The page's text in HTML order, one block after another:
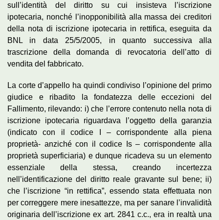
sull’identità del diritto su cui insisteva l’iscrizione
ipotecaria, nonché l’inopponibilità alla massa dei creditori
della nota di iscrizione ipotecaria in rettifica, eseguita da
BNL in data 25/5/2005, in quanto successiva alla
trascrizione della domanda di revocatoria dell’atto di
vendita del fabbricato.
La corte d’appello ha quindi condiviso l’opinione del primo
giudice e ribadito la fondatezza delle eccezioni del
Fallimento, rilevando: i) che l’errore contenuto nella nota di
iscrizione ipotecaria riguardava l’oggetto della garanzia
(indicato con il codice I – corrispondente alla piena
proprietà- anziché con il codice Is – corrispondente alla
proprietà superficiaria) e dunque ricadeva su un elemento
essenziale della stessa, creando incertezza
nell’identificazione del diritto reale gravante sul bene; ii)
che l’iscrizione “in rettifica”, essendo stata effettuata non
per correggere mere inesattezze, ma per sanare l’invalidità
originaria dell’iscrizione ex art. 2841 c.c., era in realtà una